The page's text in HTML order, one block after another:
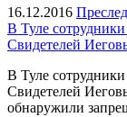
16.12.2016
В Туле
Свидетелей
В Туле
Свидетелей
обнаружили